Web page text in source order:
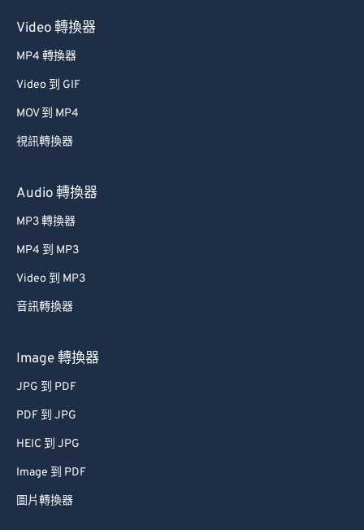
Video 轉換器
MP4 轉換器
Video 到 GIF
MOV 到 MP4
視訊轉換器
Audio 轉換器
MP3 轉換器
MP4 到 MP3
Video 到 MP3
音訊轉換器
Image 轉換器
JPG 到 PDF
PDF 到 JPG
HEIC 到 JPG
Image 到 PDF
圖片轉換器